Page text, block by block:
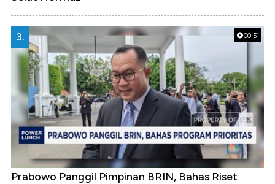
00:51
3.
Prabowo Panggil Pimpinan BRIN, Bahas Riset